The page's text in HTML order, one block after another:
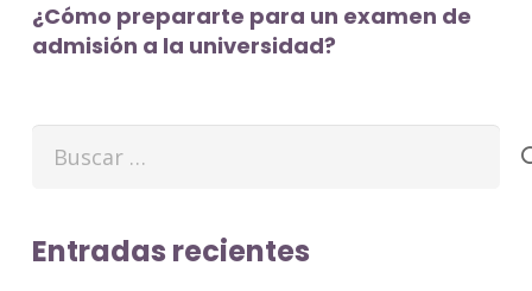
¿Cómo prepararte para un examen de
admisión a la universidad?
Entradas recientes